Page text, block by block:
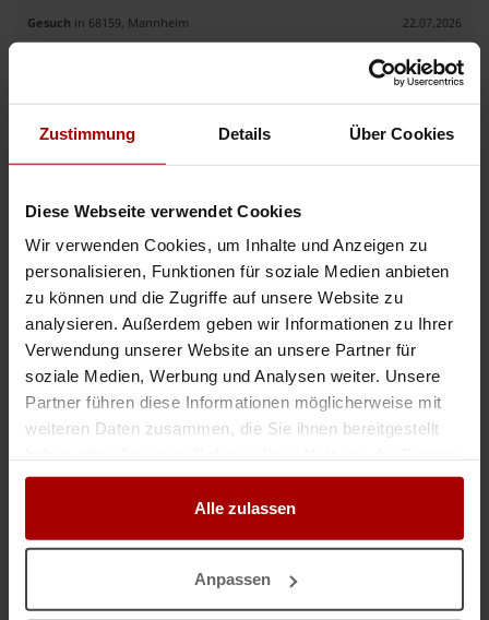
Zustimmung Details Über Cookies
Diese Webseite verwendet Cookies
Wir verwenden Cookies, um Inhalte und Anzeigen zu
personalisieren, Funktionen für soziale Medien anbieten
zu können und die Zugriffe auf unsere Website zu
analysieren. Außerdem geben wir Informationen zu Ihrer
Verwendung unserer Website an unsere Partner für
soziale Medien, Werbung und Analysen weiter. Unsere
Partner führen diese Informationen möglicherweise mit
weiteren Daten zusammen, die Sie ihnen bereitgestellt
gesammelt haben.
Alle zulassen
Anpassen
Gesuch in 68159, Mannheim 22.07.2026
qualifizierte Fachkräfte? ✅Dann bist du bei uns genau richtig. Wir sind ein
Weitere Premium-Gesuche
Sehr geehrte Damen und Herren, wir sind ein erfahrenes Montageteam aus
dem Raum Tübingen und auf die Montage von Kabeltragsystemen nach
Wir suchen Unternehmen, Agenturen oder Einzelpersonen, die uns die
Zusammenarbeit mit Unternehmen (Generalunternehmer und
Elektrounternehmen) auf Stundenbasis ermöglichen. Entlohnung entweder
als Proz ..